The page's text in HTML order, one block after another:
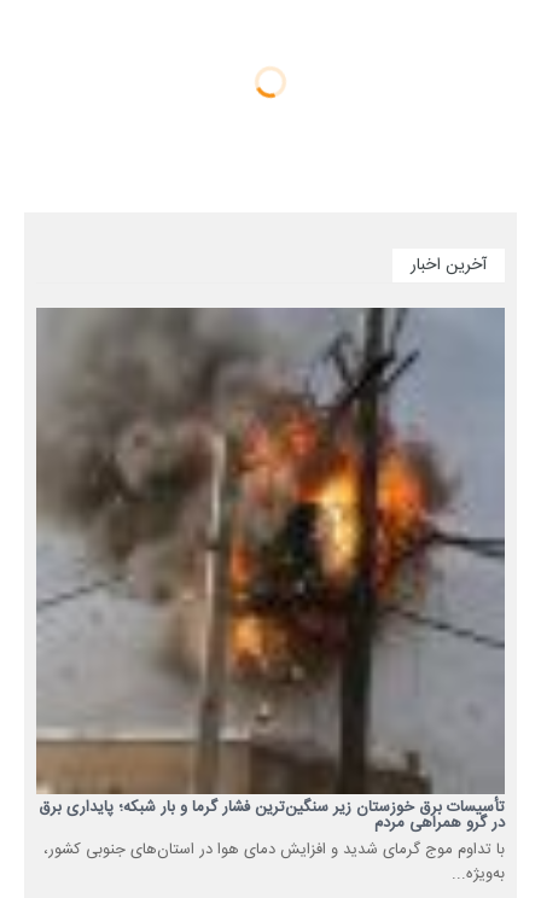
آخرین اخبار
تأسیسات برق خوزستان زیر سنگین‌ترین فشار گرما و بار شبکه؛ پایداری برق
در گرو همراهی مردم
با تداوم موج گرمای شدید و افزایش دمای هوا در استان‌های جنوبی کشور،
به‌ویژه...